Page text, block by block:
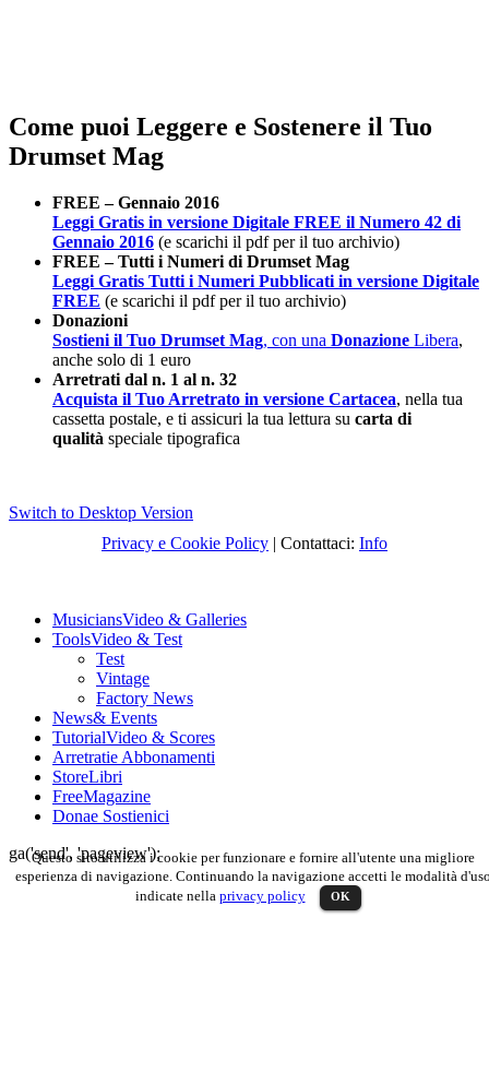
Come puoi Leggere e Sostenere il Tuo
Drumset Mag
FREE – Gennaio 2016
Leggi Gratis in versione Digitale FREE il Numero 42 di
Gennaio 2016 (e scarichi il pdf per il tuo archivio)
FREE – Tutti i Numeri di Drumset Mag
Leggi Gratis Tutti i Numeri Pubblicati in versione Digitale
FREE (e scarichi il pdf per il tuo archivio)
Donazioni
Sostieni il Tuo Drumset Mag, con una Donazione Libera,
anche solo di 1 euro
Arretrati dal n. 1 al n. 32
Acquista il Tuo Arretrato in versione Cartacea, nella tua
cassetta postale, e ti assicuri la tua lettura su carta di
qualità speciale tipografica
Switch to Desktop Version
Privacy e Cookie Policy | Contattaci: Info
MusiciansVideo & Galleries
ToolsVideo & Test
Test
Vintage
Factory News
News& Events
TutorialVideo & Scores
Arretratie Abbonamenti
StoreLibri
FreeMagazine
Donae Sostienici
Questo sito utilizza i cookie per funzionare e fornire all'utente una migliore
esperienza di navigazione. Continuando la navigazione accetti le modalità
indicate nella privacy policy OK
ga('send', 'pageview');